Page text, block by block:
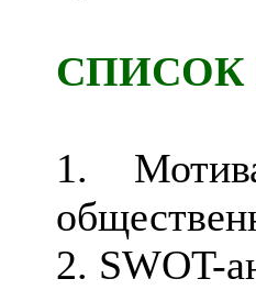
СПИСОК
1.
2. SWOT-